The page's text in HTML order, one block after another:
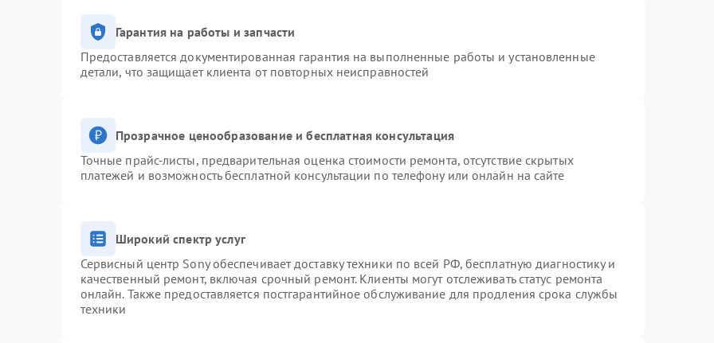
Гарантия на работы и запчасти
Предоставляется документированная гарантия на выполненные работы и установленные
детали, что защищает клиента от повторных неисправностей
Прозрачное ценообразование и бесплатная консультация
Точные прайс-листы, предварительная оценка стоимости ремонта, отсутствие скрытых
платежей и возможность бесплатной консультации по телефону или онлайн на сайте
Широкий спектр услуг
Сервисный центр Sony обеспечивает доставку техники по всей РФ, бесплатную диагностику и
качественный ремонт, включая срочный ремонт. Клиенты могут отслеживать статус ремонта
онлайн. Также предоставляется постгарантийное обслуживание для продления срока службы
техники